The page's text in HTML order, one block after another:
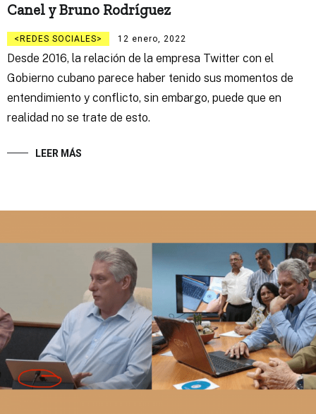
Canel y Bruno Rodríguez
REDES SOCIALES 12 enero, 2022
Desde 2016, la relación de la empresa Twitter con el
Gobierno cubano parece haber tenido sus momentos de
entendimiento y conflicto, sin embargo, puede que en
realidad no se trate de esto.
LEER MÁS